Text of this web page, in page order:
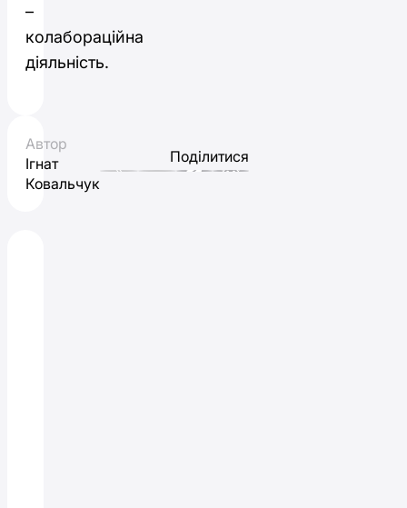
–
колабораційна
діяльність.
Автор
Ігнат
Ковальчук
Поділитися